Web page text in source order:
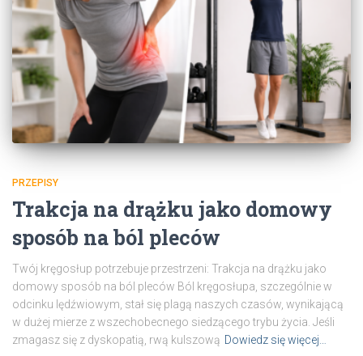
PRZEPISY
Trakcja na drążku jako domowy
sposób na ból pleców
Twój kręgosłup potrzebuje przestrzeni: Trakcja na drążku jako
domowy sposób na ból pleców Ból kręgosłupa, szczególnie w
odcinku lędźwiowym, stał się plagą naszych czasów, wynikającą
w dużej mierze z wszechobecnego siedzącego trybu życia. Jeśli
zmagasz się z dyskopatią, rwą kulszową Dowiedz się więcej…